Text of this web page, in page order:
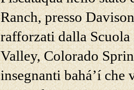
Ranch, presso
rafforzati dalla Scuola
Valley, Colorado
insegnanti bahá’í